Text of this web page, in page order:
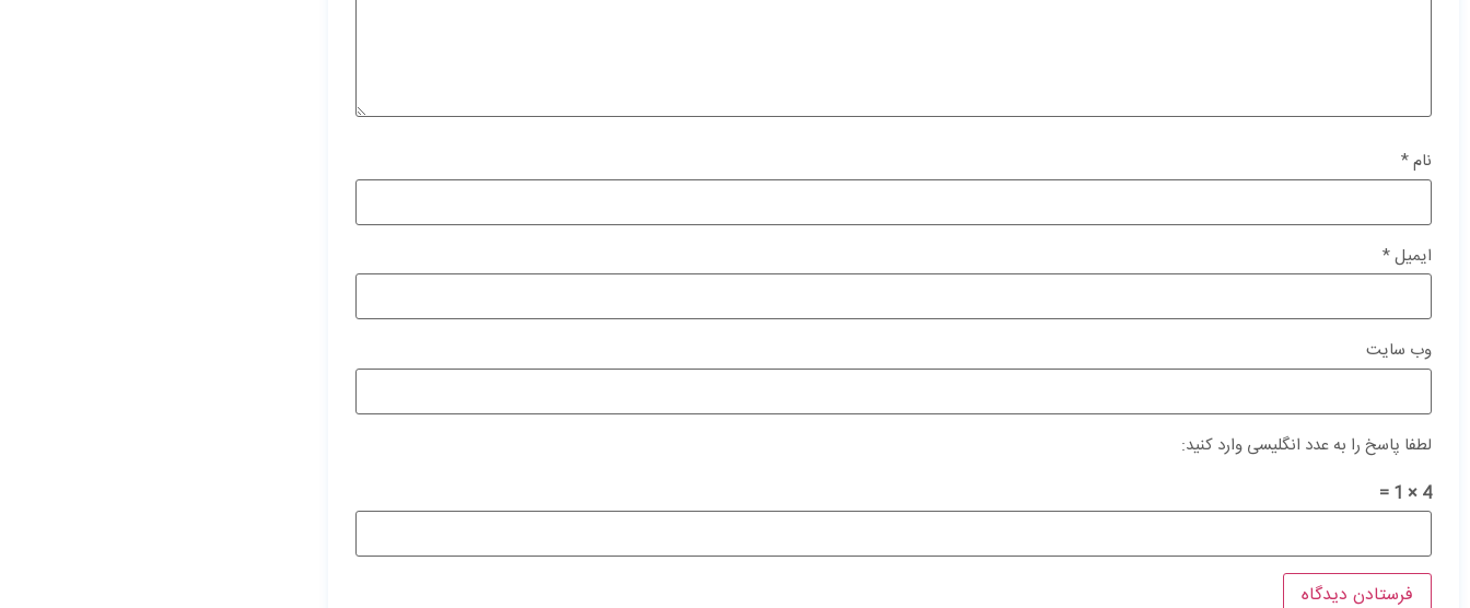
نام*
ایمیل*
وب‌ سایت
لطفا پاسخ را به عدد انگلیسی وارد کنید:
4 × 1 =